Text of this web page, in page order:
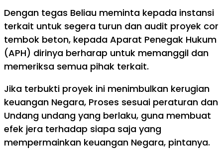
Dengan tegas Beliau meminta kepada instansi
terkait untuk segera turun dan audit proyek cor
tembok beton, kepada Aparat Penegak Hukum
(APH) dirinya berharap untuk memanggil dan
memeriksa semua pihak terkait.
Jika terbukti proyek ini menimbulkan kerugian
keuangan Negara, Proses sesuai peraturan dan
Undang undang yang berlaku, guna membuat
efek jera terhadap siapa saja yang
mempermainkan keuangan Negara, pintanya.